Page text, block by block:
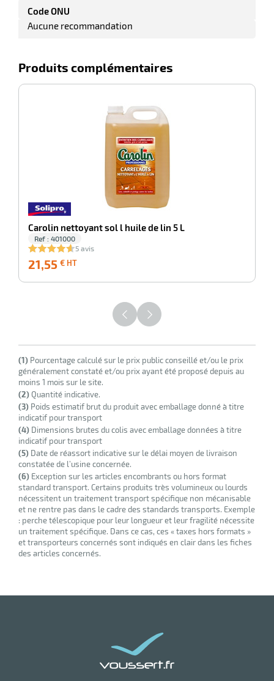
Code ONU
Aucune recommandation
Produits complémentaires
Carolin nettoyant sol l huile de lin 5 L
Ref : 401000
5 avis
21,55 € HT
HT
(1) Pourcentage calculé sur le prix public conseillé et/ou le prix
généralement constaté et/ou prix ayant été proposé depuis au
moins 1 mois sur le site.
(2)Quantité indicative.
(3) Poids estimatif brut du produit avec emballage donné à titre
indicatif pour transport
(4) Dimensions brutes du colis avec emballage données à titre
indicatif pour transport
(5) Date de réassort indicative sur le délai moyen de livraison
constatée de l’usine concernée.
(6) Exception sur les articles encombrants ou hors format
standard transport. Certains produits très volumineux ou lourds
nécessitent un traitement transport spécifique non mécanisable
et ne rentre pas dans le cadre des standards transports. Exemple
: perche télescopique pour leur longueur et leur fragilité nécessite
un traitement spécifique. Dans ce cas, ces « taxes hors formats »
et transporteurs concernés sont indiqués en clair dans les fiches
des articles concernés.